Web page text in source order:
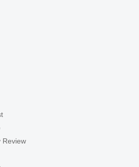
Review